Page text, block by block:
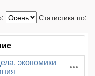
Статистика по:
экономики